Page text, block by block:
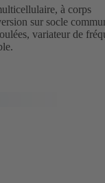
à corps
sur socle
variateur de